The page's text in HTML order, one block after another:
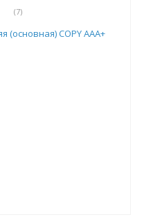
(7)
(основная) COPY ААА+